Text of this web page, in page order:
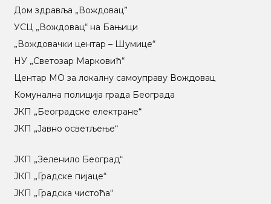
Дом здравља „Вождовац”
УСЦ „Вождовац“ на Бањици
„Вождовачки центар – Шумице“
НУ „Светозар Марковић“
Центар МO за локалну самоуправу Вождовац
Комунална полиција града Београда
ЈКП „Београдске електране“
ЈКП „Јавно осветљење“
ЈКП „Зеленило Београд“
ЈКП „Градске пијаце“
ЈКП „Градска чистоћа“